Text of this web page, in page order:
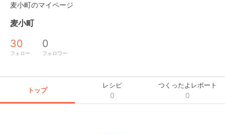
麦小町のマイページ
麦小町
30
フォロー
0
フォロワー
トップ
レシピ
0
つくったよレポート
0